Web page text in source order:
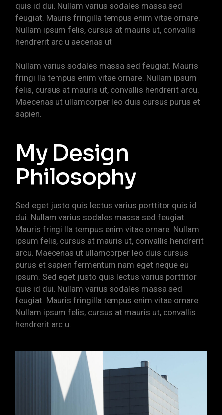
quis id dui. Nullam varius sodales massa sed
feugiat. Mauris fringilla tempus enim vitae ornare.
Nullam ipsum felis, cursus at mauris ut, convallis
hendrerit arc u aecenas ut
Nullam varius sodales massa sed feugiat. Mauris
fringi lla tempus enim vitae ornare. Nullam ipsum
felis, cursus at mauris ut, convallis hendrerit arcu.
Maecenas ut ullamcorper leo duis cursus purus et
sapien.
My Design
Philosophy
Sed eget justo quis lectus varius porttitor quis id
dui. Nullam varius sodales massa sed feugiat.
Mauris fringi lla tempus enim vitae ornare. Nullam
ipsum felis, cursus at mauris ut, convallis hendrerit
arcu. Maecenas ut ullamcorper leo duis cursus
purus et sapien fermentum nam eget neque eu
ipsum. Sed eget justo quis lectus varius porttitor
quis id dui. Nullam varius sodales massa sed
feugiat. Mauris fringilla tempus enim vitae ornare.
Nullam ipsum felis, cursus at mauris ut, convallis
hendrerit arc u.